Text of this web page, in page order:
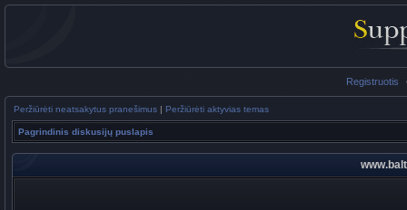
Registruotis
Peržiūrėti neatsakytus pranešimus | Peržiūrėti aktyvias temas
Pagrindinis diskusijų puslapis